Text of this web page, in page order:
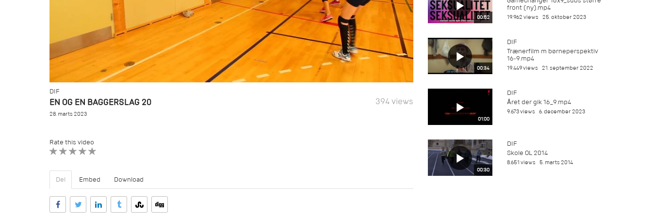
DIF
EN OG EN BAGGERSLAG 20 394 views
28. marts 2023
Rate this video
Del Embed Download
00:52
front (ny).mp4
19.962 views 25. oktober 2023
00:34
DIF
Trænerfilm m børneperspektiv
16-9.mp4
19.449 views 21. september 2022
01:00
DIF
Året der gik 16_9.mp4
9.673 views 6. december 2023
00:30
DIF
Skole OL 2014
8.651 views 5. marts 2014